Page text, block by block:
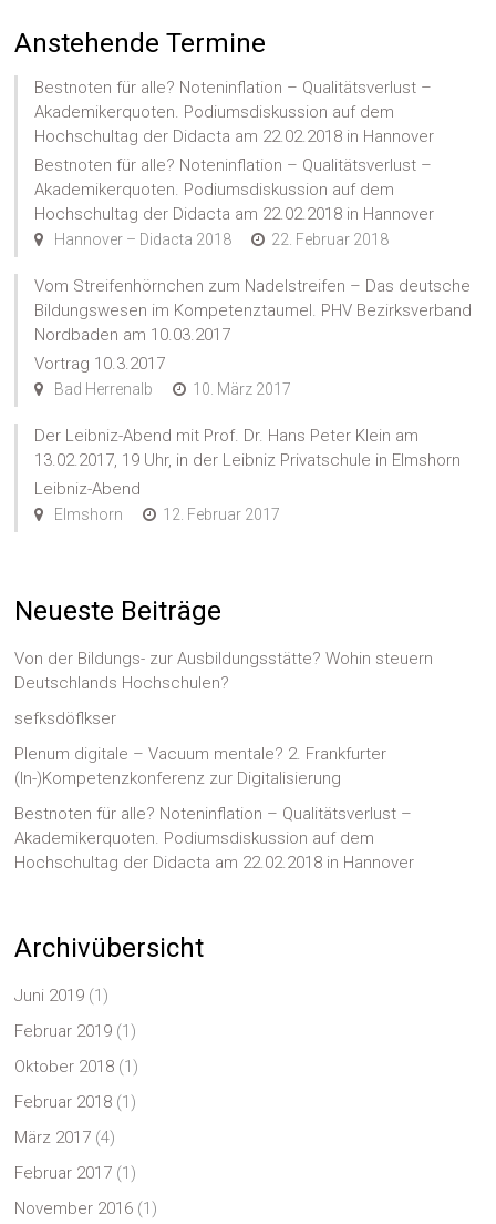
Anstehende Termine
Bestnoten für alle? Noteninflation – Qualitätsverlust –
Akademikerquoten. Podiumsdiskussion auf dem
Hochschultag der Didacta am 22.02.2018 in Hannover
Bestnoten für alle? Noteninflation – Qualitätsverlust –
Akademikerquoten. Podiumsdiskussion auf dem
Hochschultag der Didacta am 22.02.2018 in Hannover
Hannover – Didacta 2018 22. Februar 2018
Vom Streifenhörnchen zum Nadelstreifen – Das deutsche
Bildungswesen im Kompetenztaumel. PHV Bezirksverband
Nordbaden am 10.03.2017
Vortrag 10.3.2017
Bad Herrenalb 10. März 2017
Der Leibniz-Abend mit Prof. Dr. Hans Peter Klein am
13.02.2017, 19 Uhr, in der Leibniz Privatschule in Elmshorn
Leibniz-Abend
Elmshorn 12. Februar 2017
Neueste Beiträge
Von der Bildungs- zur Ausbildungsstätte? Wohin steuern
Deutschlands Hochschulen?
sefksdöflkser
Plenum digitale – Vacuum mentale? 2. Frankfurter
(In-)Kompetenzkonferenz zur Digitalisierung
Bestnoten für alle? Noteninflation – Qualitätsverlust –
Akademikerquoten. Podiumsdiskussion auf dem
Hochschultag der Didacta am 22.02.2018 in Hannover
Archivübersicht
Juni 2019 (1)
Februar 2019 (1)
Oktober 2018 (1)
Februar 2018 (1)
März 2017 (4)
Februar 2017 (1)
November 2016 (1)